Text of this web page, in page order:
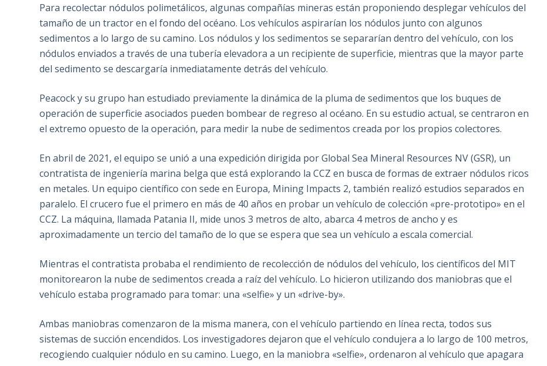
Para recolectar nódulos polimetálicos, algunas compañías mineras están proponiendo desplegar vehículos del
tamaño de un tractor en el fondo del océano. Los vehículos aspirarían los nódulos junto con algunos
sedimentos a lo largo de su camino. Los nódulos y los sedimentos se separarían dentro del vehículo, con los
nódulos enviados a través de una tubería elevadora a un recipiente de superficie, mientras que la mayor parte
del sedimento se descargaría inmediatamente detrás del vehículo.
Peacock y su grupo han estudiado previamente la dinámica de la pluma de sedimentos que los buques de
operación de superficie asociados pueden bombear de regreso al océano. En su estudio actual, se centraron en
el extremo opuesto de la operación, para medir la nube de sedimentos creada por los propios colectores.
En abril de 2021, el equipo se unió a una expedición dirigida por Global Sea Mineral Resources NV (GSR), un
contratista de ingeniería marina belga que está explorando la CCZ en busca de formas de extraer nódulos ricos
en metales. Un equipo científico con sede en Europa, Mining Impacts 2, también realizó estudios separados en
paralelo. El crucero fue el primero en más de 40 años en probar un vehículo de colección «pre-prototipo» en el
CCZ. La máquina, llamada Patania II, mide unos 3 metros de alto, abarca 4 metros de ancho y es
aproximadamente un tercio del tamaño de lo que se espera que sea un vehículo a escala comercial.
Mientras el contratista probaba el rendimiento de recolección de nódulos del vehículo, los científicos del MIT
monitorearon la nube de sedimentos creada a raíz del vehículo. Lo hicieron utilizando dos maniobras que el
vehículo estaba programado para tomar: una «selfie» y un «drive-by».
Ambas maniobras comenzaron de la misma manera, con el vehículo partiendo en línea recta, todos sus
sistemas de succión encendidos. Los investigadores dejaron que el vehículo condujera a lo largo de 100 metros,
recogiendo cualquier nódulo en su camino. Luego, en la maniobra «selfie», ordenaron al vehículo que apagara